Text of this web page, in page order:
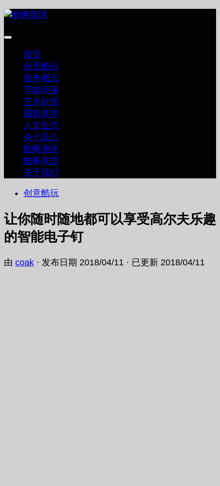
跳
内
首页
创意酷玩
新奇概念
节能环保
艺术欣赏
摄影美学
人文生态
杂七杂八
酷蝌测评
酷蝌有货
关于我们
创意酷玩
让你随时随地都可以享受高尔夫乐趣
的智能电子钉
由 coak · 发布日期 2018/04/11 · 已更新 2018/04/11